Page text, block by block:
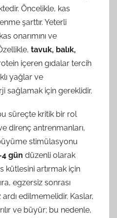
Öncelikle, kas
şarttır. Yeterli
onarımını ve
tavuk, balık,
içeren gıdalar tercih
yağlar ve
sağlamak için gereklidir.
süreçte kritik bir rol
direnç antrenmanları,
stimülasyonu
4 gün düzenli olarak
kütlesini artırmak için
egzersiz sonrası
edilmemelidir. Kaslar,
ve büyür; bu nedenle,